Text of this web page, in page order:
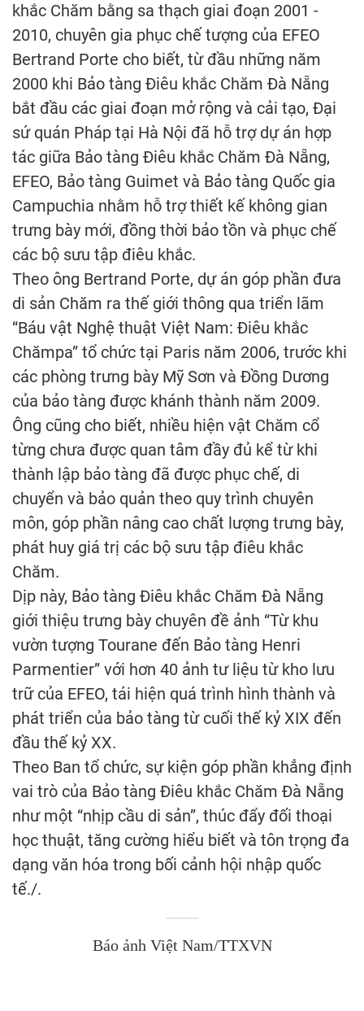
khắc Chăm bằng sa thạch giai đoạn 2001 -
2010, chuyên gia phục chế tượng của EFEO
Bertrand Porte cho biết, từ đầu những năm
2000 khi Bảo tàng Điêu khắc Chăm Đà Nẵng
bắt đầu các giai đoạn mở rộng và cải tạo, Đại
sứ quán Pháp tại Hà Nội đã hỗ trợ dự án hợp
tác giữa Bảo tàng Điêu khắc Chăm Đà Nẵng,
EFEO, Bảo tàng Guimet và Bảo tàng Quốc gia
Campuchia nhằm hỗ trợ thiết kế không gian
trưng bày mới, đồng thời bảo tồn và phục chế
các bộ sưu tập điêu khắc.
Theo ông Bertrand Porte, dự án góp phần đưa
di sản Chăm ra thế giới thông qua triển lãm
“Báu vật Nghệ thuật Việt Nam: Điêu khắc
Chămpa” tổ chức tại Paris năm 2006, trước khi
các phòng trưng bày Mỹ Sơn và Đồng Dương
của bảo tàng được khánh thành năm 2009.
Ông cũng cho biết, nhiều hiện vật Chăm cổ
từng chưa được quan tâm đầy đủ kể từ khi
thành lập bảo tàng đã được phục chế, di
chuyển và bảo quản theo quy trình chuyên
môn, góp phần nâng cao chất lượng trưng bày,
phát huy giá trị các bộ sưu tập điêu khắc
Chăm.
Dịp này, Bảo tàng Điêu khắc Chăm Đà Nẵng
giới thiệu trưng bày chuyên đề ảnh “Từ khu
vườn tượng Tourane đến Bảo tàng Henri
Parmentier” với hơn 40 ảnh tư liệu từ kho lưu
trữ của EFEO, tái hiện quá trình hình thành và
phát triển của bảo tàng từ cuối thế kỷ XIX đến
đầu thế kỷ XX.
Theo Ban tổ chức, sự kiện góp phần khẳng định
vai trò của Bảo tàng Điêu khắc Chăm Đà Nẵng
như một “nhịp cầu di sản”, thúc đẩy đối thoại
học thuật, tăng cường hiểu biết và tôn trọng đa
dạng văn hóa trong bối cảnh hội nhập quốc
tế./.
Báo ảnh Việt Nam/TTXVN